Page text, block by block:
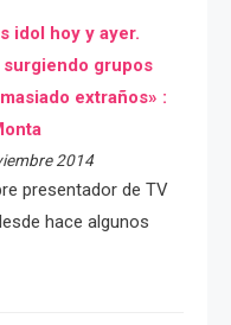
idol hoy y ayer.
surgiendo grupos
extraños» :
2014
presentador de TV
hace algunos